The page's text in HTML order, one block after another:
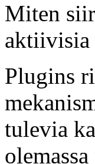
Miten
aktiivisia
Plugins
tulevia